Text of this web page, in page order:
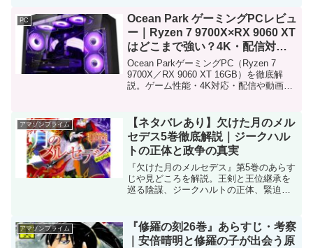
PC
Ocean Park ゲーミングPCレビュ
ー｜Ryzen 7 9700X×RX 9060 XT
はどこまで強い？4K・配信対応
の完成品PCを徹底検証
Ocean ParkゲーミングPC（Ryzen 7
9700X／RX 9060 XT 16GB）を徹底解
説。ゲーム性能・4K対応・配信や動画編
アマゾンプライム
【ネタバレあり】欠けた月のメル
セデス5巻徹底解説｜ジークハル
トの正体と政争の真実
『欠けた月のメルセデス』第5巻のあらす
じや見どころを解説。王剣と王位継承を
巡る陰謀、ジークハルトの正体、緊迫の
アマゾンプライム
『修羅の刻26巻』あらすじ・考察
｜安倍晴明と修羅の子が出会う原